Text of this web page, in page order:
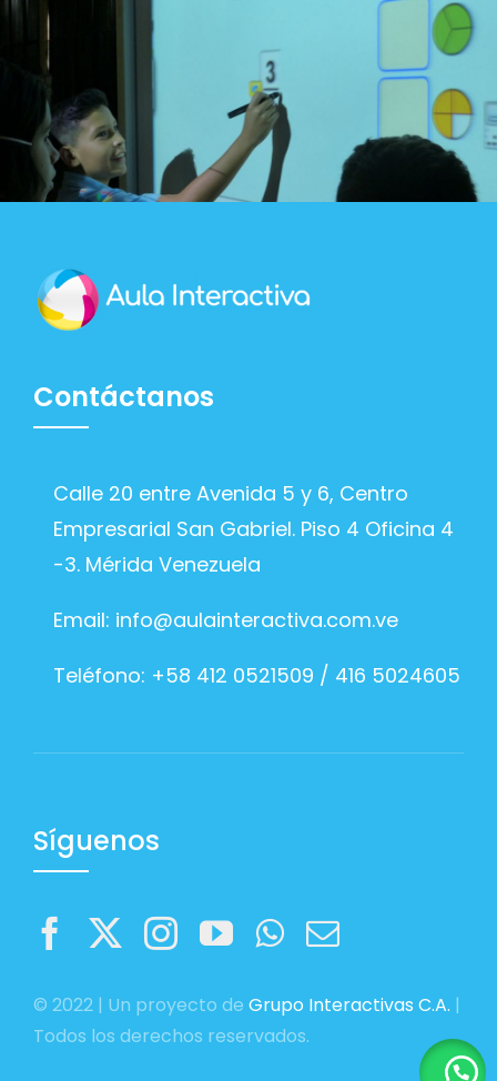
Contáctanos
Calle 20 entre Avenida 5 y 6, Centro
Empresarial San Gabriel. Piso 4 Oficina 4
-3. Mérida Venezuela
Email: info@aulainteractiva.com.ve
Teléfono: +58 412 0521509 / 416 5024605
Síguenos
© 2022 | Un proyecto de Grupo Interactivas C.A. |
Todos los derechos reservados.